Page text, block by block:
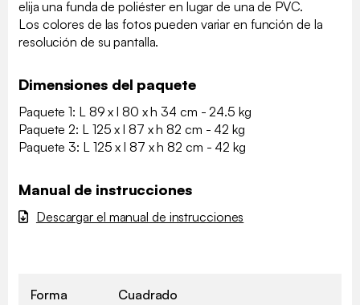
elija una funda de poliéster en lugar de una de PVC.
Los colores de las fotos pueden variar en función de la
resolución de su pantalla.
Dimensiones del paquete
Paquete 1: L 89 x l 80 x h 34 cm - 24.5 kg
Paquete 2: L 125 x l 87 x h 82 cm - 42 kg
Paquete 3: L 125 x l 87 x h 82 cm - 42 kg
Manual de instrucciones
Descargar el manual de instrucciones
Forma Cuadrado